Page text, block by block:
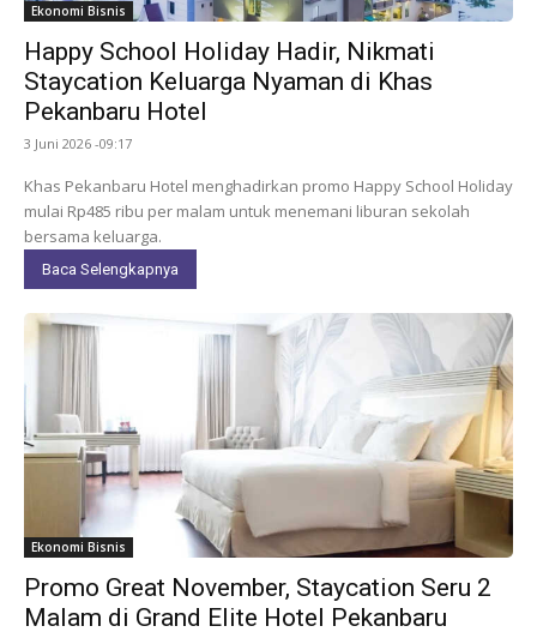
Ekonomi Bisnis
Happy School Holiday Hadir, Nikmati
Staycation Keluarga Nyaman di Khas
Pekanbaru Hotel
3 Juni 2026 -09:17
Khas Pekanbaru Hotel menghadirkan promo Happy School Holiday
mulai Rp485 ribu per malam untuk menemani liburan sekolah
bersama keluarga.
Baca Selengkapnya
Ekonomi Bisnis
Promo Great November, Staycation Seru 2
Malam di Grand Elite Hotel Pekanbaru